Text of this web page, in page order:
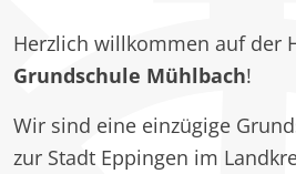
Herzlich willkommen auf der
Grundschule Mühlbach!
Wir sind eine einzügige
zur Stadt Eppingen im